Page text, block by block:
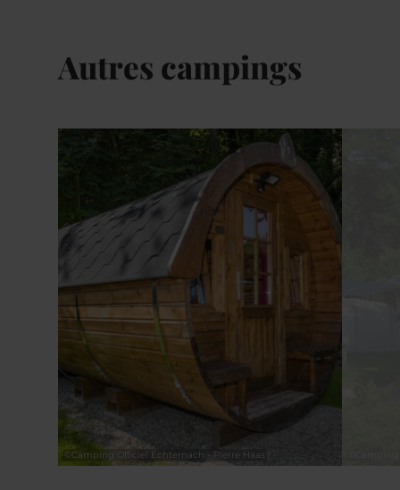
Autres campings
©Camping Officiel Echternach - Pierre Haas